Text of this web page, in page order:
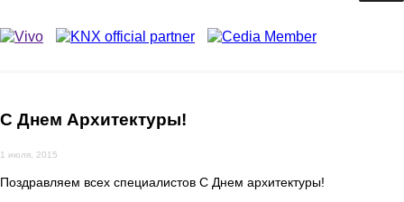
С Днем Архитектуры!
1 июля, 2015
Поздравляем всех специалистов С Днем архитектуры!